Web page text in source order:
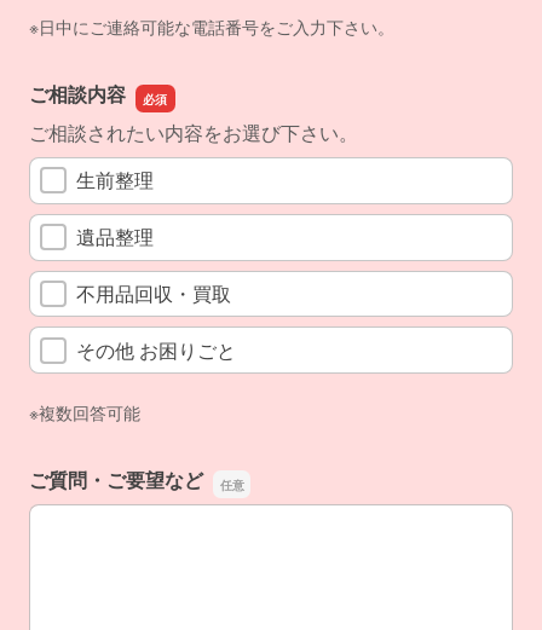
※日中にご連絡可能な電話番号をご入力下さい。
ご相談内容
ご相談されたい内容をお選び下さい。
生前整理
遺品整理
不用品回収・買取
その他 お困りごと
※複数回答可能
ご質問・ご要望など
ご質問・ご要望など